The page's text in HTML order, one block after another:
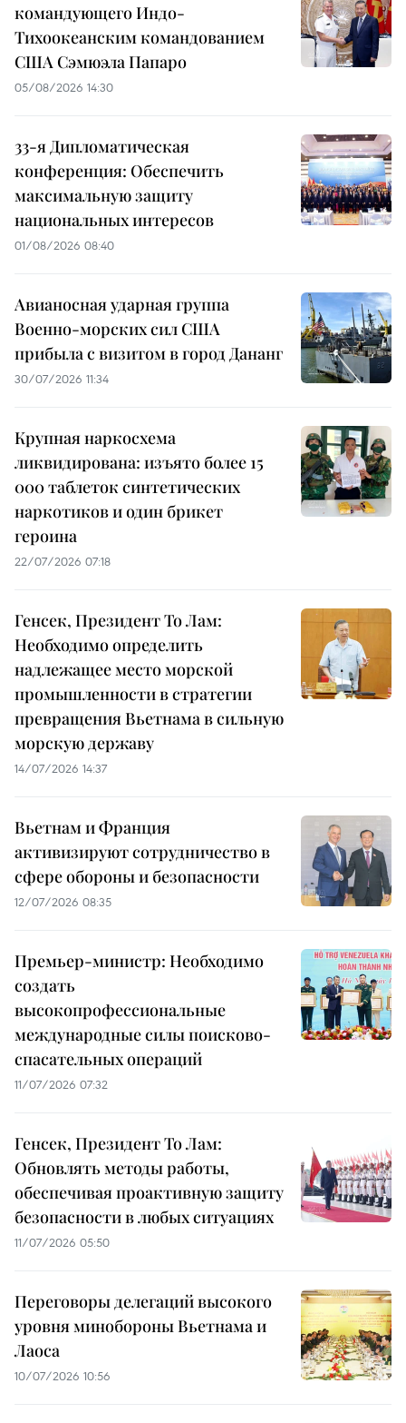
командующего Индо-
Тихоокеанским командованием
США Сэмюэла Папаро
05/08/2026 14:30
33-я Дипломатическая
конференция: Обеспечить
максимальную защиту
национальных интересов
01/08/2026 08:40
Авианосная ударная группа
Военно-морских сил США
прибыла с визитом в город Дананг
30/07/2026 11:34
Крупная наркосхема
ликвидирована: изъято более 15
000 таблеток синтетических
наркотиков и один брикет
героина
22/07/2026 07:18
Генсек, Президент То Лам:
Необходимо определить
надлежащее место морской
промышленности в стратегии
превращения Вьетнама в сильную
морскую державу
14/07/2026 14:37
Вьетнам и Франция
активизируют сотрудничество в
сфере обороны и безопасности
12/07/2026 08:35
Премьер-министр: Необходимо
создать
высокопрофессиональные
международные силы поисково-
спасательных операций
11/07/2026 07:32
Генсек, Президент То Лам:
Обновлять методы работы,
обеспечивая проактивную защиту
безопасности в любых ситуациях
11/07/2026 05:50
Переговоры делегаций высокого
уровня минобороны Вьетнама и
Лаоса
10/07/2026 10:56